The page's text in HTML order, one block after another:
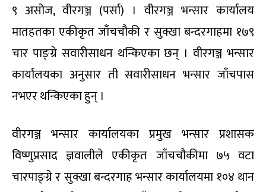
९ असोज, वीरगञ्ज (पर्सा) । वीरगञ्ज भन्सार कार्यालय
मातहतका एकीकृत जाँचचौकी र सुक्खा बन्दरगाहमा १७९
चार पाङ्ग्रे सवारीसाधन थन्किएका छन् । वीरगञ्ज भन्सार
कार्यालयका अनुसार ती सवारीसाधन भन्सार जाँचपास
नभएर थन्किएका हुन् ।
वीरगञ्ज भन्सार कार्यालयका प्रमुख भन्सार प्रशासक
विष्णुप्रसाद ज्ञवालीले एकीकृत जाँचचौकीमा ७५ वटा
चारपाङ्ग्रे र सुक्खा बन्दरगाह भन्सार कार्यालयमा १०४ थान